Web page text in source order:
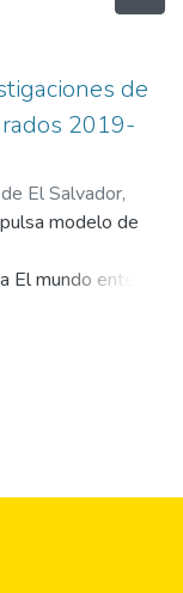
de
2019-
El Salvador,
modelo de
El mundo entero
del
demanda la